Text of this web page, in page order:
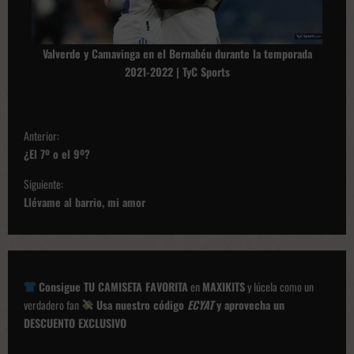
Valverde y Camavinga en el Bernabéu durante la temporada
2021-2022 | TyC Sports
N
a
v
e
a
i
ó
Anterior:
¿El 7º o el 9º?
Siguiente:
Llévame al barrio, mi amor
Consigue TU CAMISETA FAVORITAenMAXIKITSy lúcela como un
verdadero fan
Usa nuestro código ECYATy aprovecha un
DESCUENTO EXCLUSIVO